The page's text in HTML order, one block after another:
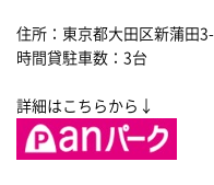
住所：東京都大田区新蒲田
時間貸駐車数：3台
詳細はこちらから↓